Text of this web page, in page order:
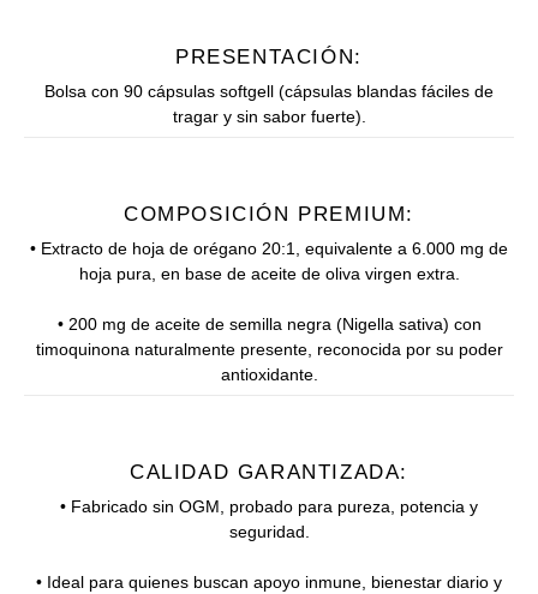
PRESENTACIÓN:
Bolsa con 90 cápsulas softgell (cápsulas blandas fáciles de
tragar y sin sabor fuerte).
COMPOSICIÓN PREMIUM:
• Extracto de hoja de orégano 20:1, equivalente a 6.000 mg de
hoja pura, en base de aceite de oliva virgen extra.
• 200 mg de aceite de semilla negra (Nigella sativa) con
timoquinona naturalmente presente, reconocida por su poder
antioxidante.
CALIDAD GARANTIZADA:
• Fabricado sin OGM, probado para pureza, potencia y
seguridad.
• Ideal para quienes buscan apoyo inmune, bienestar diario y